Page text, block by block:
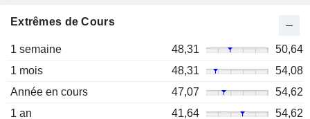
Extrêmes de Cours
1 semaine 48,31
50,64
1 mois
48,31
54,08
Année en cours
47,07
54,62
1 an
41,64
54,62